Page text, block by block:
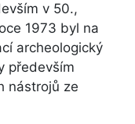
v 50.,
1973 byl na
archeologický
především
nástrojů ze